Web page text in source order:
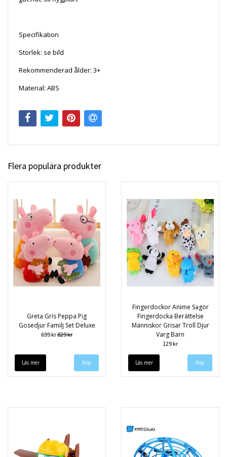
Specifikation
Storlek: se bild
Rekommenderad ålder: 3+
Material: ABS
Flera populära produkter
Greta Gris Peppa Pig
Gosedjur Familj Set Deluxe
699 kr829 kr
Läs mer
Fingerdockor Anime Sagor
Fingerdocka Berättelse
Människor Grisar Troll Djur
Varg Barn
129 kr
Läs mer Köp